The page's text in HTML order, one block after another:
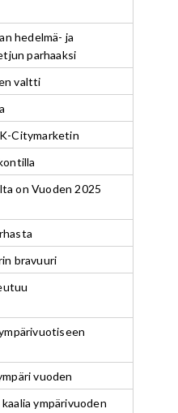
hedelmä- ja
parhaaksi
valtti
Citymarketin
on Vuoden 2025
bravuuri
vuoden
ympärivuoden